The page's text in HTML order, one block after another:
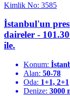
Kimlik No: 3585
İstanbul'un
daireler -
ile.
Konum:
Alan: 50-78
Oda: 1+1, 2+1
Denize: 3000